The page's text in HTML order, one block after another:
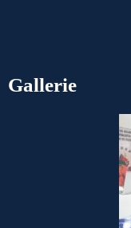
Gallerie